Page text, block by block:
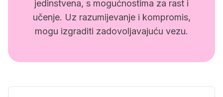
jedinstvena, s mogućnostima za rast i
učenje. Uz razumijevanje i kompromis,
mogu izgraditi zadovoljavajuću vezu.